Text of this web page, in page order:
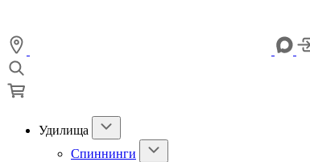
Удилища
Спиннинги